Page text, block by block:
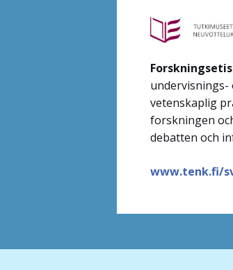
vetenskaplig
forskningen
debatten och
www.tenk.fi/